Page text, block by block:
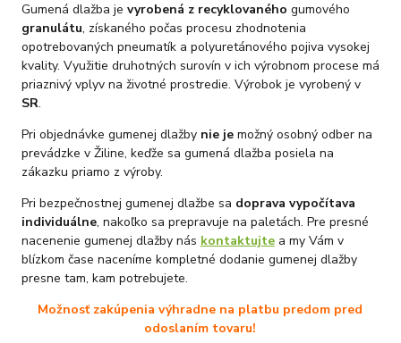
Gumená dlažba je vyrobená z recyklovaného gumového
granulátu, získaného počas procesu zhodnotenia
opotrebovaných pneumatík a polyuretánového pojiva vysokej
kvality. Využitie druhotných surovín v ich výrobnom procese má
priaznivý vplyv na životné prostredie. Výrobok je vyrobený v
SR.
Pri objednávke gumenej dlažby nie jemožný osobný odber na
prevádzke v Žiline, keďže sa gumená dlažba posiela na
zákazku priamo z výroby.
Pri bezpečnostnej gumenej dlažbe sa doprava vypočítava
individuálne, nakoľko sa prepravuje na paletách. Pre presné
nacenenie gumenej dlažby nás kontaktujtea my Vám v
blízkom čase naceníme kompletné dodanie gumenej dlažby
presne tam, kam potrebujete.
Možnosť zakúpenia výhradne na platbu predom pred
odoslaním tovaru!